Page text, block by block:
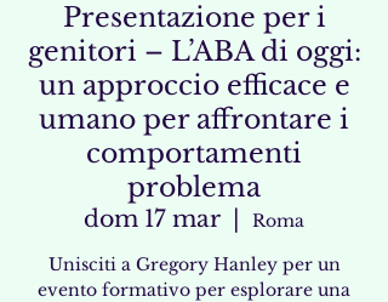
Presentazione per i
genitori – L’ABA di oggi:
un approccio efficace e
umano per affrontare i
comportamenti
problema
dom 17 mar
Roma
Unisciti a Gregory Hanley per un
evento formativo per esplorare una